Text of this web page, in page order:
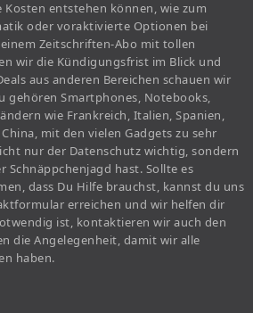
entstehen können, wie zum
oder voraktivierte Optionen bei
Zeitschriften-Abo mit tollen
wir die Kündigungsfrist im Blick und
aus anderen Bereichen schauen wir
gehören Smartphones, Notebooks,
wie Frankreich, Italien, Spanien,
mit den vielen Gadgets zu sehr
nur der Datenschutz wichtig, sondern
Schnäppchenjagd hast. Sollte es
dass Du Hilfe brauchst, kannst du uns
erreichen und wir helfen dir
ist, kontaktieren wir auch den
die Angelegenheit, damit wir alle
haben.